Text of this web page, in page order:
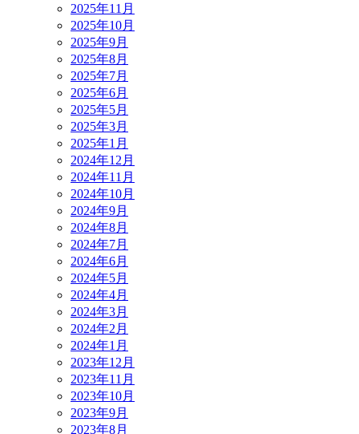
2025年11月
2025年10月
2025年9月
2025年8月
2025年7月
2025年6月
2025年5月
2025年3月
2025年1月
2024年12月
2024年11月
2024年10月
2024年9月
2024年8月
2024年7月
2024年6月
2024年5月
2024年4月
2024年3月
2024年2月
2024年1月
2023年12月
2023年11月
2023年10月
2023年9月
2023年8月